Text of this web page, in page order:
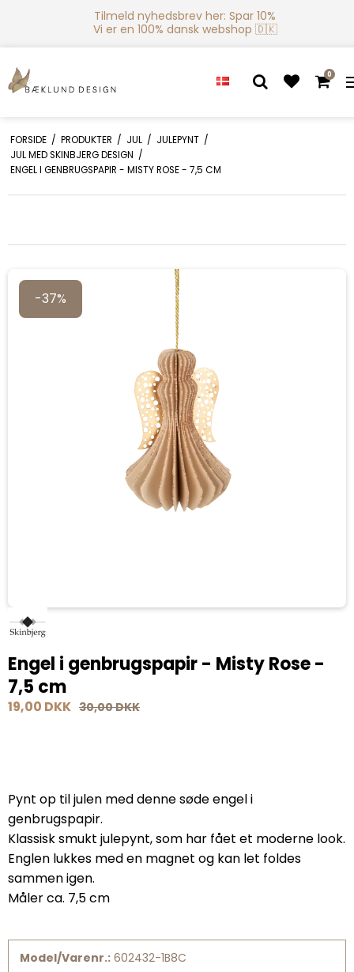
Tilmeld nyhedsbrev her: Spar 10%
Vi er en 100% dansk webshop 🇩🇰
0
FORSIDE / PRODUKTER / JUL / JULEPYNT /
JUL MED SKINBJERG DESIGN /
ENGEL I GENBRUGSPAPIR - MISTY ROSE - 7,5 CM
-37%
Engel i genbrugspapir - Misty Rose -
7,5 cm
19,00 DKK 30,00 DKK
Pynt op til julen med denne søde engel i
genbrugspapir.
Klassisk smukt julepynt, som har fået et moderne look.
Englen lukkes med en magnet og kan let foldes
sammen igen.
Måler ca. 7,5 cm
Model/Varenr.: 602432-1B8C